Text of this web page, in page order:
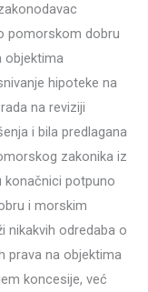
pomorskom dobru
objektima
hipoteke na
na reviziji
i bila predlagana
zakonika iz
konačnici potpuno
i morskim
nikakvih odredaba o
prava na objektima
koncesije, već